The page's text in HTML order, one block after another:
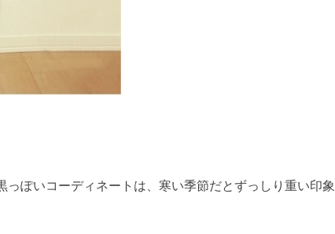
っぽいコーディネートは、寒い季節だとずっしり重い印象